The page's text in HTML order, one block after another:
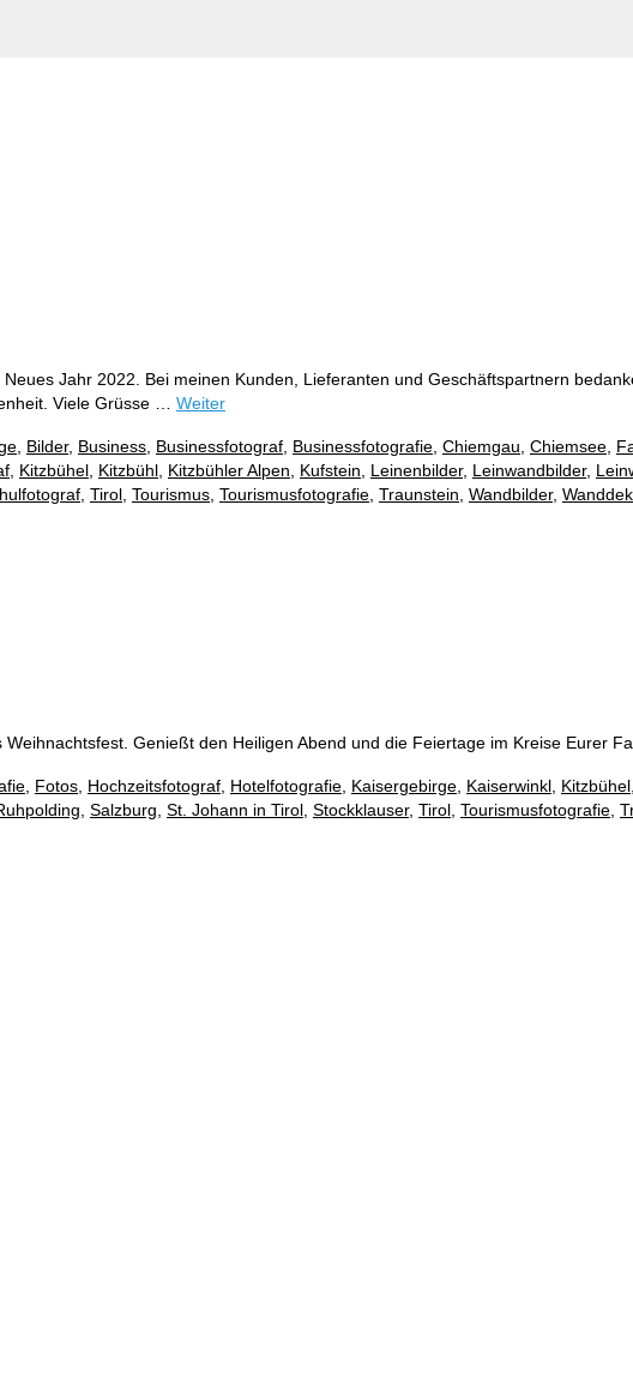
Jahr 2022. Bei meinen Kunden, Lieferanten und Geschäftspartnern
Viele Grüsse … Weiter
Bilder, Business Businessfotograf Businessfotografie Chiemgau Chiemsee
Kitzbühel Kitzbühl Kitzbühler Alpen Kufstein Leinenbilder, Leinwandbilder,
Tirol Tourismus Tourismusfotografie Traunstein Wandbilder,
Genießt den Heiligen Abend und die Feiertage im Kreise Eurer
Fotos Hochzeitsfotograf Hotelfotografie Kaisergebirge Kaiserwinkl Kitzbühel
Salzburg St. Johann in Tirol Stockklauser, Tirol Tourismusfotografie